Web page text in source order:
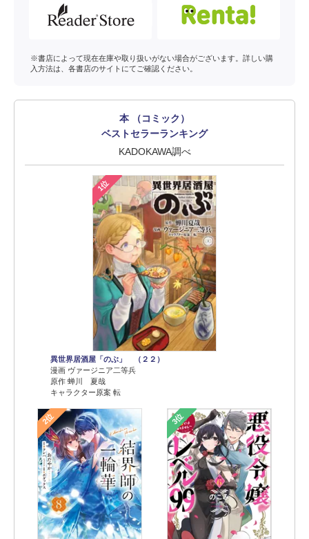
※書店によって現在在庫や取り扱いがない場合がございます。詳しい購
入方法は、各書店のサイトにてご確認ください。
本 （コミック）
ベストセラーランキング
KADOKAWA調べ
1位
異世界居酒屋「のぶ」 （２２）
漫画 ヴァージニア二等兵
原作 蝉川 夏哉
キャラクター原案 転
2位 3位